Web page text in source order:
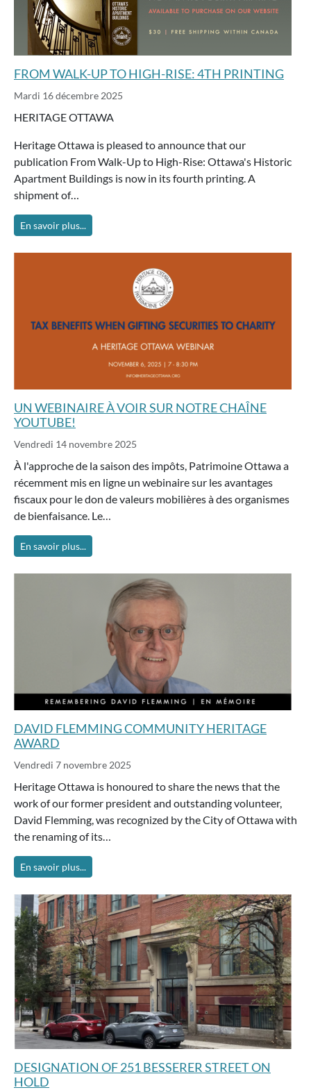
FROM WALK-UP TO HIGH-RISE: 4TH PRINTING
Mardi 16 décembre 2025
HERITAGE OTTAWA
Heritage Ottawa is pleased to announce that our
publication From Walk-Up to High-Rise: Ottawa's Historic
Apartment Buildings is now in its fourth printing. A
shipment of…
En savoir plus...
UN WEBINAIRE À VOIR SUR NOTRE CHAÎNE
YOUTUBE!
Vendredi 14 novembre 2025
À l'approche de la saison des impôts, Patrimoine Ottawa a
récemment mis en ligne un webinaire sur les avantages
fiscaux pour le don de valeurs mobilières à des organismes
de bienfaisance. Le…
En savoir plus...
DAVID FLEMMING COMMUNITY HERITAGE
AWARD
Vendredi 7 novembre 2025
Heritage Ottawa is honoured to share the news that the
work of our former president and outstanding volunteer,
David Flemming, was recognized by the City of Ottawa with
the renaming of its…
En savoir plus...
DESIGNATION OF 251 BESSERER STREET ON
HOLD